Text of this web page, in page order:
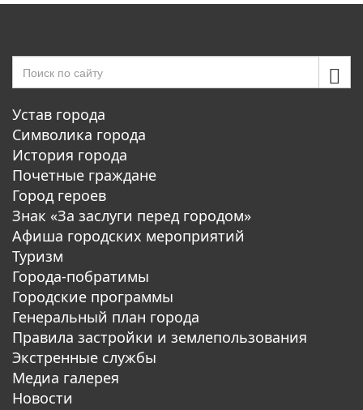
Устав города
Символика города
История города
Почетные граждане
Город героев
Знак «За заслуги перед городом»
Афиша городских мероприятий
Туризм
Города-побратимы
Городские программы
Генеральный план города
Правила застройки и землепользования
Экстренные службы
Медиа галерея
Новости